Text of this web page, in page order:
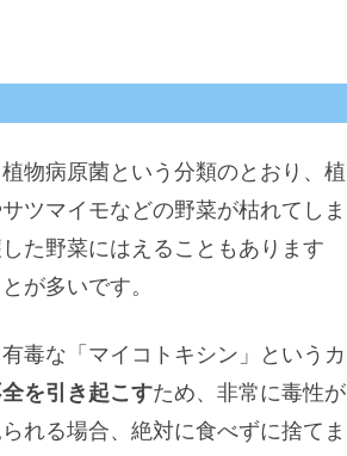
物病原菌という分類のとおり、植
ツマイモなどの野菜が枯れてしま
た野菜にはえることもあります
が多いです。
毒な「マイコトキシン」というカ
を引き起こすため、非常に毒性が
れる場合、絶対に食べずに捨てま